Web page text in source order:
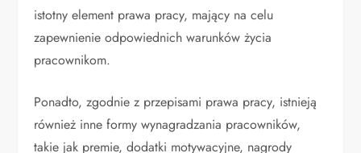
istotny element prawa pracy, mający na celu
zapewnienie odpowiednich warunków życia
pracownikom.
Ponadto, zgodnie z przepisami prawa pracy, istnieją
również inne formy wynagradzania pracowników,
takie jak premie, dodatki motywacyjne, nagrody